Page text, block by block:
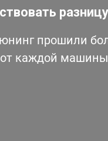
прошили
от каждой